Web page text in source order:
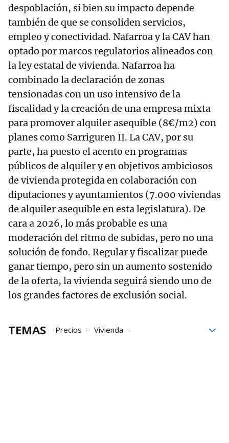
despoblación, si bien su impacto depende
también de que se consoliden servicios,
empleo y conectividad. Nafarroa y la CAV han
optado por marcos regulatorios alineados con
la ley estatal de vivienda. Nafarroa ha
combinado la declaración de zonas
tensionadas con un uso intensivo de la
fiscalidad y la creación de una empresa mixta
para promover alquiler asequible (8€/m2) con
planes como Sarriguren II. La CAV, por su
parte, ha puesto el acento en programas
públicos de alquiler y en objetivos ambiciosos
de vivienda protegida en colaboración con
diputaciones y ayuntamientos (7.000 viviendas
de alquiler asequible en esta legislatura). De
cara a 2026, lo más probable es una
moderación del ritmo de subidas, pero no una
solución de fondo. Regular y fiscalizar puede
ganar tiempo, pero sin un aumento sostenido
de la oferta, la vivienda seguirá siendo uno de
los grandes factores de exclusión social.
TEMAS Precios
Vivienda